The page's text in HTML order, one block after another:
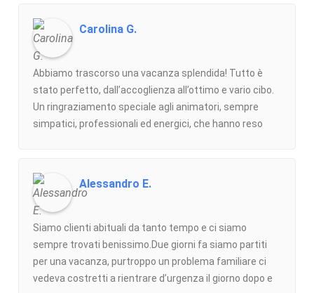
Carolina G.
Abbiamo trascorso una vacanza splendida! Tutto è
stato perfetto, dall’accoglienza all’ottimo e vario cibo.
Un ringraziamento speciale agli animatori, sempre
simpatici, professionali ed energici, che hanno reso
bellissimi ricordi. Consigliatissimo per relax e
divertimento, torneremo sicuramente!
Alessandro E.
Siamo clienti abituali da tanto tempo e ci siamo
sempre trovati benissimo.Due giorni fa siamo partiti
per una vacanza, purtroppo un problema familiare ci
vedeva costretti a rientrare d’urgenza il giorno dopo e